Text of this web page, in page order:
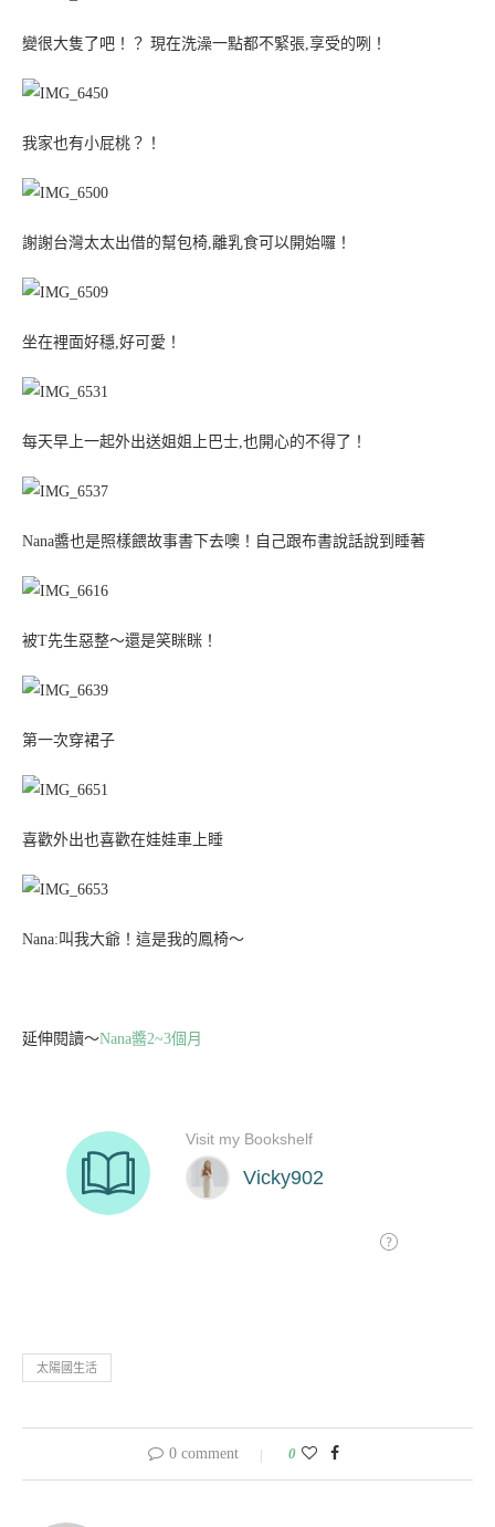
變很大隻了吧！？ 現在洗澡一點都不緊張,享受的咧！
我家也有小屁桃？！
謝謝台灣太太出借的幫包椅,離乳食可以開始囉！
坐在裡面好穩,好可愛！
每天早上一起外出送姐姐上巴士,也開心的不得了！
Nana醬也是照樣餵故事書下去噢！自己跟布書說話說到睡著
被T先生惡整～還是笑眯眯！
第一次穿裙子
喜歡外出也喜歡在娃娃車上睡
Nana:叫我大爺！這是我的鳳椅～
延伸閱讀～Nana醬2~3個月
太陽國生活
0 comment 0